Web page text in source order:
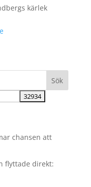
chansen att
flyttade direkt: